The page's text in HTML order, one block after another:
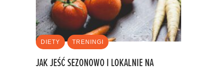
DIETY TRENINGI
JAK JEŚĆ SEZONOWO I LOKALNIE NA